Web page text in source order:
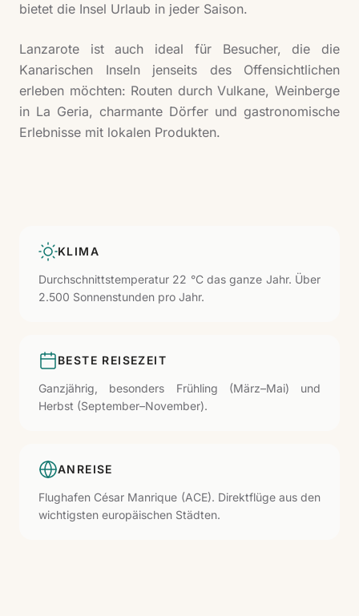
bietet die Insel Urlaub in jeder Saison.
Lanzarote ist auch ideal für Besucher, die die
Kanarischen Inseln jenseits des Offensichtlichen
erleben möchten: Routen durch Vulkane, Weinberge
in La Geria, charmante Dörfer und gastronomische
Erlebnisse mit lokalen Produkten.
KLIMA
Durchschnittstemperatur 22 °C das ganze Jahr. Über
2.500 Sonnenstunden pro Jahr.
BESTE REISEZEIT
Ganzjährig, besonders Frühling (März–Mai) und
Herbst (September–November).
ANREISE
Flughafen César Manrique (ACE). Direktflüge aus den
wichtigsten europäischen Städten.